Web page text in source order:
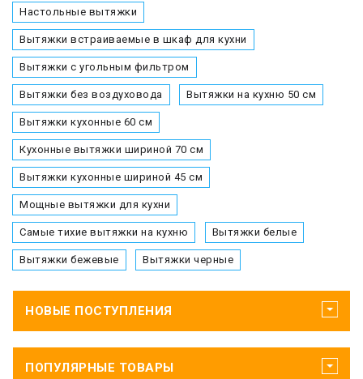
Настольные вытяжки
Вытяжки встраиваемые в шкаф для кухни
Вытяжки с угольным фильтром
Вытяжки без воздуховода Вытяжки на кухню 50 см
Вытяжки кухонные 60 см
Кухонные вытяжки шириной 70 см
Вытяжки кухонные шириной 45 см
Мощные вытяжки для кухни
Самые тихие вытяжки на кухню Вытяжки белые
Вытяжки бежевые Вытяжки черные
НОВЫЕ ПОСТУПЛЕНИЯ
ПОПУЛЯРНЫЕ ТОВАРЫ